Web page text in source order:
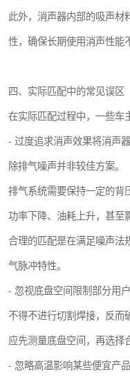
此外，消声器内部的吸声材
性，确保长期使用消声性能
四、实际匹配中的常见误区
在实际匹配过程中，一些车
- 过度追求消声效果将消声
除排气噪声并非较佳方案。
排气系统需要保持一定的背
功率下降、油耗上升，甚至
合理的匹配是在满足噪声法
气脉冲特性。
- 忽视底盘空间限制部分用
不得不进行切割焊接，反而
应先测量底盘空间，再选择
- 忽略高温影响某些便宜产